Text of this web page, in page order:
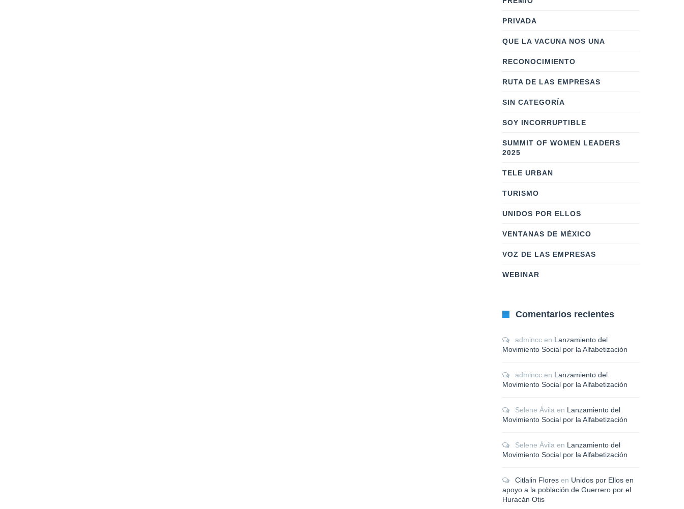
PRIVADA
QUE LA VACUNA NOS UNA
RECONOCIMIENTO
RUTA DE LAS EMPRESAS
SIN CATEGORÍA
SOY INCORRUPTIBLE
SUMMIT OF WOMEN LEADERS
2025
TELE URBAN
TURISMO
UNIDOS POR ELLOS
VENTANAS DE MÉXICO
VOZ DE LAS EMPRESAS
WEBINAR
Comentarios recientes
admincc en Lanzamiento del
Movimiento Social por la Alfabetización
admincc en Lanzamiento del
Movimiento Social por la Alfabetización
Selene Ávila en Lanzamiento del
Movimiento Social por la Alfabetización
Selene Ávila en Lanzamiento del
Movimiento Social por la Alfabetización
Citlalin Flores en Unidos por Ellos en
apoyo a la población de Guerrero por el
Huracán Otis